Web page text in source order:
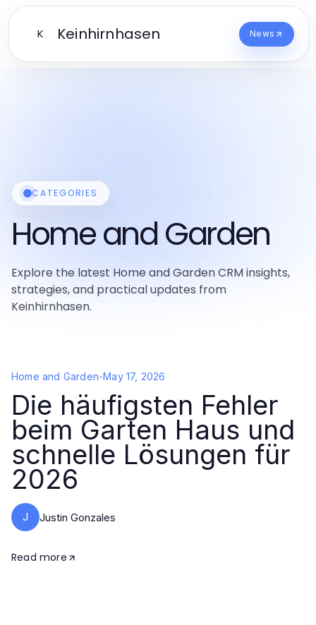
K Keinhirnhasen News
CATEGORIES
Home and Garden
Explore the latest Home and Garden CRM insights,
strategies, and practical updates from
Keinhirnhasen.
Home and Garden-May 17, 2026
Die häufigsten Fehler
beim Garten Haus und
schnelle Lösungen für
2026
J Justin Gonzales
Read more